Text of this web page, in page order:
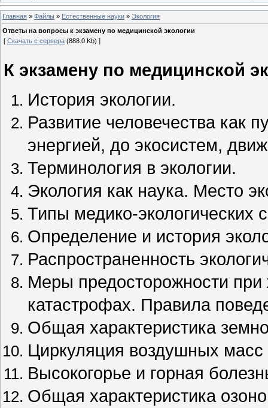
Главная » Файлы » Естественные науки » Экология
Ответы на вопросы к экзамену по медицинской экологии
[ Скачать с сервера (888.0 Kb) ]
К экзамену по медицинской
История экологии.
Развитие человечества как
энергией, до экосистем,
Терминология в экологии.
Экология как наука. Место
Типы медико-экологических
Определение и история
Распространенность
Меры предосторожности
катастрофах. Правила
Общая характеристика
Циркуляция воздушных
Высокогорье и горная
Общая характеристика